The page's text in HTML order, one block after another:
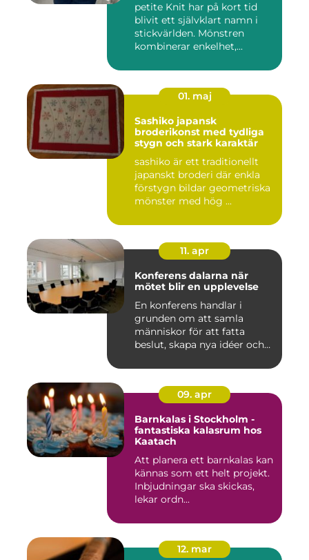
petite Knit har på kort tid
blivit ett självklart namn i
stickvärlden. Mönstren
kombinerar enkelhet,...
01. maj
Sashiko japansk
broderikonst med tydliga
stygn och stark karaktär
sashiko är ett traditionellt
japanskt broderi där enkla
förstygn bildar geometriska
mönster med hög ...
11. apr
Konferens dalarna när
mötet blir en upplevelse
En konferens handlar i
grunden om att samla
människor för att fatta
beslut, skapa nya idéer och
09. apr
Barnkalas i Stockholm -
fantastiska kalasrum hos
Kaatach
Att planera ett barnkalas kan
kännas som ett helt projekt.
Inbjudningar ska skickas,
lekar ordn...
12. mar